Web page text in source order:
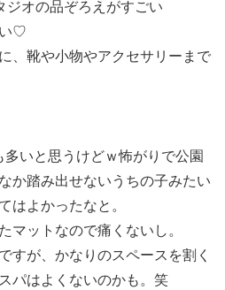
ジオの品ぞろえがすごい
い♡
、靴や小物やアクセサリーまで
多いと思うけどｗ怖がりで公園
か踏み出せないうちの子みたい
はよかったなと。
マットなので痛くないし。
すが、かなりのスペースを割く
パはよくないのかも。笑